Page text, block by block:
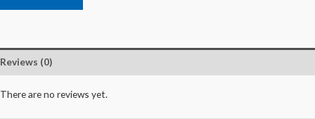
Reviews (0)
There are no reviews yet.